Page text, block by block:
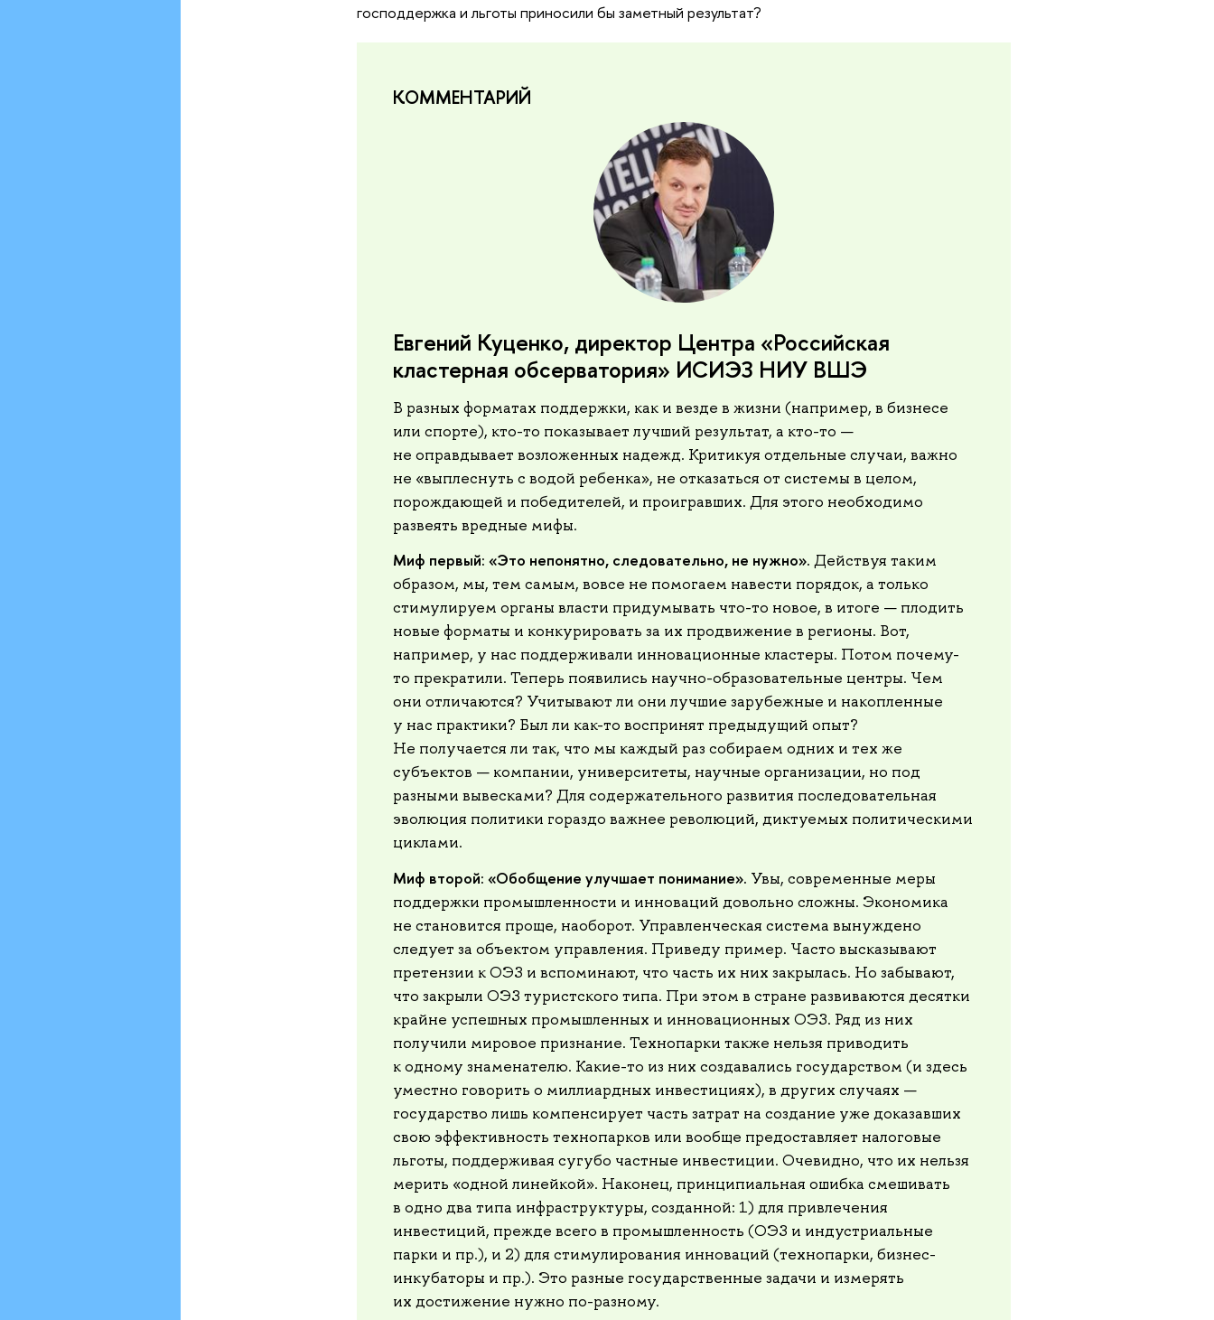
господдержка и льготы приносили бы заметный результат?
КОММЕНТАРИЙ
Евгений Куценко, директор Центра «Российская
кластерная обсерватория» ИСИЭЗ НИУ ВШЭ
В разных форматах поддержки, как и везде в жизни (например, в бизнесе
или спорте), кто-то показывает лучший результат, а кто-то —
не оправдывает возложенных надежд. Критикуя отдельные случаи, важно
не «выплеснуть с водой ребенка», не отказаться от системы в целом,
порождающей и победителей, и проигравших. Для этого необходимо
развеять вредные мифы.
Миф первый: «Это непонятно, следовательно, не нужно». Действуя таким
образом, мы, тем самым, вовсе не помогаем навести порядок, а только
стимулируем органы власти придумывать что-то новое, в итоге — плодить
новые форматы и конкурировать за их продвижение в регионы. Вот,
например, у нас поддерживали инновационные кластеры. Потом почему-
то прекратили. Теперь появились научно-образовательные центры. Чем
они отличаются? Учитывают ли они лучшие зарубежные и накопленные
у нас практики? Был ли как-то воспринят предыдущий опыт?
Не получается ли так, что мы каждый раз собираем одних и тех же
субъектов — компании, университеты, научные организации, но под
разными вывесками? Для содержательного развития последовательная
эволюция политики гораздо важнее революций, диктуемых политическими
циклами.
Миф второй: «Обобщение улучшает понимание». Увы, современные меры
поддержки промышленности и инноваций довольно сложны. Экономика
не становится проще, наоборот. Управленческая система вынуждено
следует за объектом управления. Приведу пример. Часто высказывают
претензии к ОЭЗ и вспоминают, что часть их них закрылась. Но забывают,
что закрыли ОЭЗ туристского типа. При этом в стране развиваются десятки
крайне успешных промышленных и инновационных ОЭЗ. Ряд из них
получили мировое признание. Технопарки также нельзя приводить
к одному знаменателю. Какие-то из них создавались государством (и здесь
уместно говорить о миллиардных инвестициях), в других случаях —
государство лишь компенсирует часть затрат на создание уже доказавших
свою эффективность технопарков или вообще предоставляет налоговые
льготы, поддерживая сугубо частные инвестиции. Очевидно, что их нельзя
мерить «одной линейкой». Наконец, принципиальная ошибка смешивать
в одно два типа инфраструктуры, созданной: 1) для привлечения
инвестиций, прежде всего в промышленность (ОЭЗ и индустриальные
парки и пр.), и 2) для стимулирования инноваций (технопарки, бизнес-
инкубаторы и пр.). Это разные государственные задачи и измерять
их достижение нужно по-разному.